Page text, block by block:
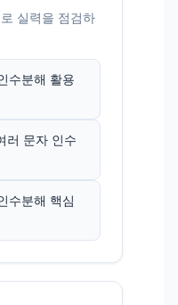
실력을 점검하
수분해 활용
러 문자 인수
수분해 핵심